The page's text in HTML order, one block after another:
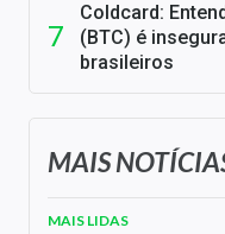
Coldcard:
(BTC) é
brasileiros
MAIS
MAIS LIDAS